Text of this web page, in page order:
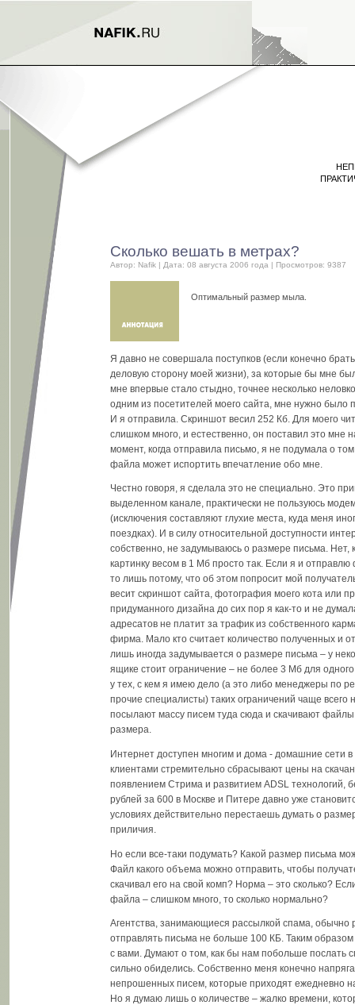
Сколько вешать в метрах?
Автор: Nafik | Дата: 08 августа 2006 года | Просмотров: 9387
Оптимальный размер мыла.
Я давно не совершала поступков (если конечно
деловую сторону моей жизни), за которые бы мне
мне впервые стало стыдно, точнее несколько
одним из посетителей моего сайта, мне нужно было
И я отправила. Скриншот весил 252 Кб. Для моего
слишком много, и естественно, он поставил это мне
момент, когда отправила письмо, я не подумала о
файла может испортить впечатление обо мне.
Честно говоря, я сделала это не специально. Это
выделенном канале, практически не пользуюсь
(исключения составляют глухие места, куда меня
поездках). И в силу относительной доступности
собственно, не задумываюсь о размере письма.
картинку весом в 1 Мб просто так. Если я и отправлю
то лишь потому, что об этом попросит мой
весит скриншот сайта, фотография моего кота или
придуманного дизайна до сих пор я как-то и не
адресатов не платит за трафик из собственного
фирма. Мало кто считает количество полученных и
лишь иногда задумывается о размере письма – у
ящике стоит ограничение – не более 3 Мб для
у тех, с кем я имею дело (а это либо менеджеры по
прочие специалисты) таких ограничений чаще всего
посылают массу писем туда сюда и скачивают файлы
размера.
Интернет доступен многим и дома - домашние сети
клиентами стремительно сбрасывают цены на
появлением Стрима и развитием ADSL технологий,
рублей за 600 в Москве и Питере давно уже
условиях действительно перестаешь думать о
приличия.
Но если все-таки подумать? Какой размер письма
Файл какого объема можно отправить, чтобы
скачивал его на свой комп? Норма – это сколько?
файла – слишком много, то сколько нормально?
Агентства, занимающиеся рассылкой спама, обычно
отправлять письма не больше 100 КБ. Таким
с вами. Думают о том, как бы нам побольше послать
сильно обиделись. Собственно меня конечно
непрошенных писем, которые приходят ежедневно
Но я думаю лишь о количестве – жалко времени,